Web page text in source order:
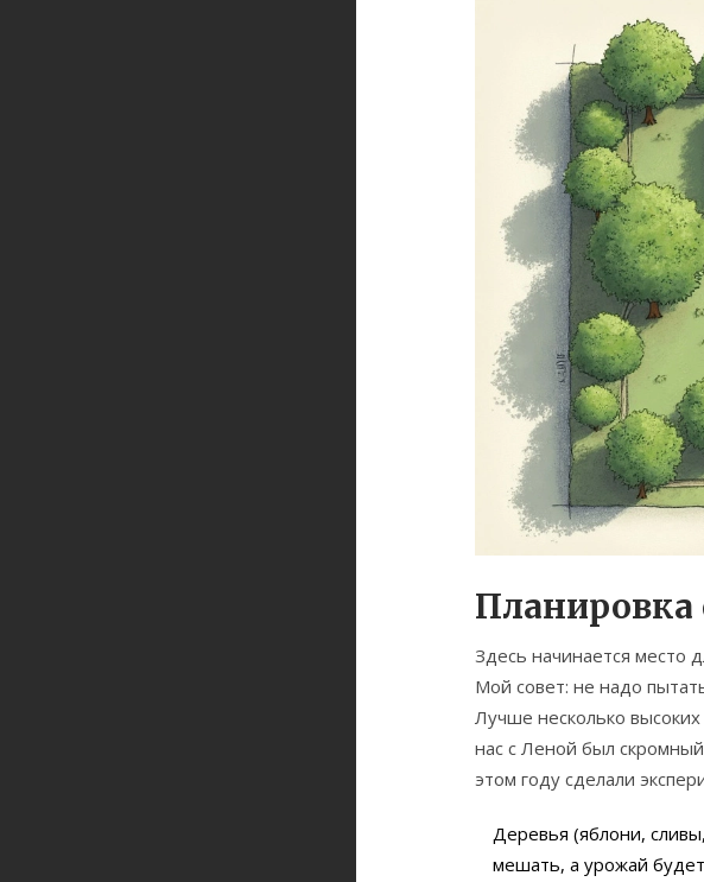
Планировка
Здесь начинается место
Мой совет: не надо
Лучше несколько
нас с Леной был
этом году сделали
Деревья (яблони,
мешать, а урожай